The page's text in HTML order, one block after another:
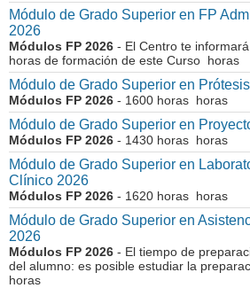
Módulo de Grado Superior en FP
2026
Módulos FP 2026 - El Centro te
horas de formación de este Curso horas
Módulo de Grado Superior en
Módulos FP 2026 - 1600 horas horas
Módulo de Grado Superior en
Módulos FP 2026 - 1430 horas horas
Módulo de Grado Superior en
Clínico 2026
Módulos FP 2026 - 1620 horas horas
Módulo de Grado Superior en
2026
Módulos FP 2026 - El tiempo de
del alumno: es posible estudiar la
horas